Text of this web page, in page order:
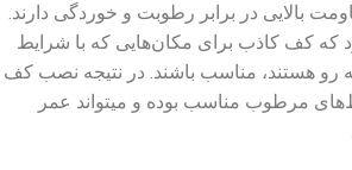
بالایی در برابر رطوبت و خوردگی دارند.
که کف کاذب برای مکان‌هایی که با شرایط
رو هستند، مناسب باشند. در نتیجه نصب کف
مرطوب مناسب بوده و میتواند عمر